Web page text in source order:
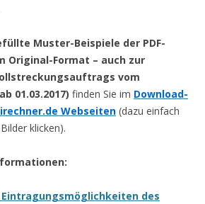
Muster-Beispiele der PDF-
Original-Format – auch zur
vom
01.03.2017) finden Sie im Download-
Webseiten (dazu einfach
klicken).
des